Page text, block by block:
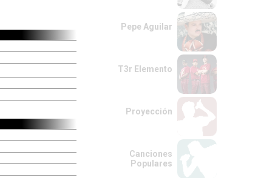
Pepe Aguilar
T3r Elemento
Proyección
Canciones
Populares